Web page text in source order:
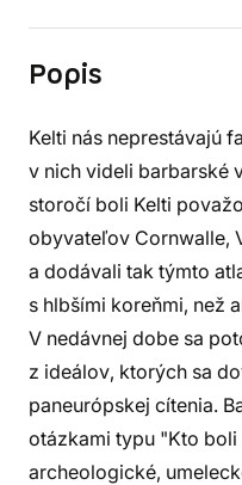
Popis
Kelti nás neprestávajú
v nich videli barbarské
storočí boli Kelti
obyvateľov Cornwalle,
a dodávali tak týmto
s hlbšími koreňmi, než
V nedávnej dobe sa
z ideálov, ktorých sa
paneurópskej cítenia.
otázkami typu "Kto boli
archeologické,